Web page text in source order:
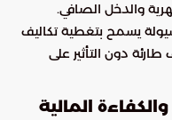
والدخل الصافي.
يسمح بتغطية تكاليف
دون التأثير على